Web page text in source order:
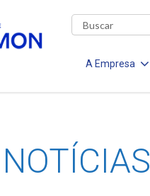
A Empresa
NOTÍCIAS